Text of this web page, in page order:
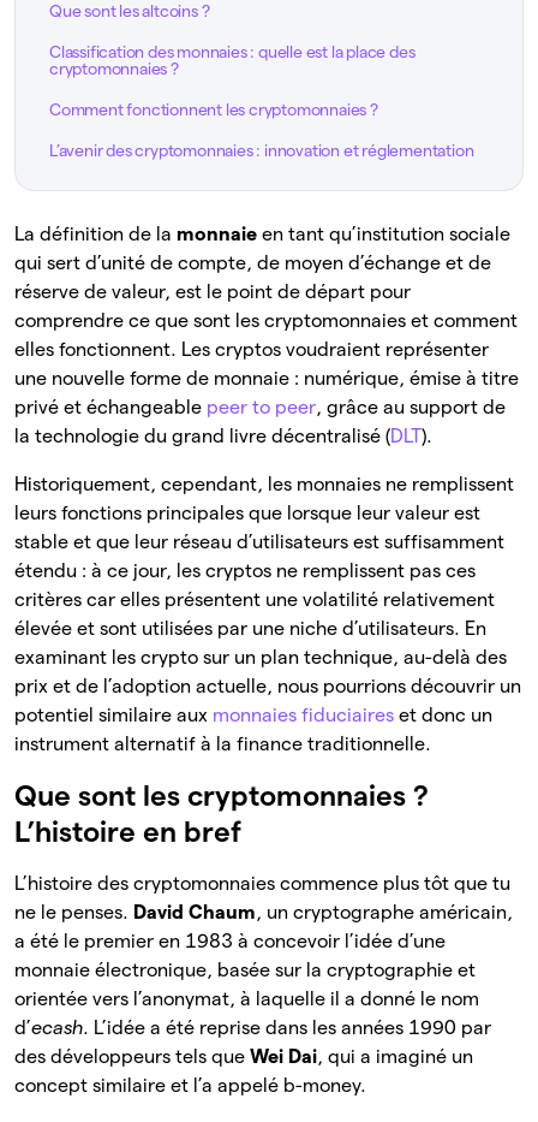
Que sont les altcoins ?
Classification des monnaies : quelle est la place des
cryptomonnaies ?
Comment fonctionnent les cryptomonnaies ?
L’avenir des cryptomonnaies : innovation et réglementation
La définition de la monnaie en tant qu’institution sociale
qui sert d’unité de compte, de moyen d’échange et de
réserve de valeur, est le point de départ pour
comprendre ce que sont les cryptomonnaies et comment
elles fonctionnent. Les cryptos voudraient représenter
une nouvelle forme de monnaie : numérique, émise à titre
privé et échangeable peer to peer, grâce au support de
la technologie du grand livre décentralisé (DLT).
Historiquement, cependant, les monnaies ne remplissent
leurs fonctions principales que lorsque leur valeur est
stable et que leur réseau d’utilisateurs est suffisamment
étendu : à ce jour, les cryptos ne remplissent pas ces
critères car elles présentent une volatilité relativement
élevée et sont utilisées par une niche d’utilisateurs. En
examinant les crypto sur un plan technique, au-delà des
prix et de l’adoption actuelle, nous pourrions découvrir un
potentiel similaire aux monnaies fiduciaires et donc un
instrument alternatif à la finance traditionnelle.
Que sont les cryptomonnaies ?
L’histoire en bref
L’histoire des cryptomonnaies commence plus tôt que tu
ne le penses. David Chaum, un cryptographe américain,
a été le premier en 1983 à concevoir l’idée d’une
monnaie électronique, basée sur la cryptographie et
orientée vers l’anonymat, à laquelle il a donné le nom
d’ecash. L’idée a été reprise dans les années 1990 par
des développeurs tels que Wei Dai, qui a imaginé un
concept similaire et l’a appelé b-money.